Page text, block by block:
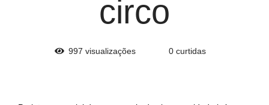
circo
997 visualizações 0curtidas